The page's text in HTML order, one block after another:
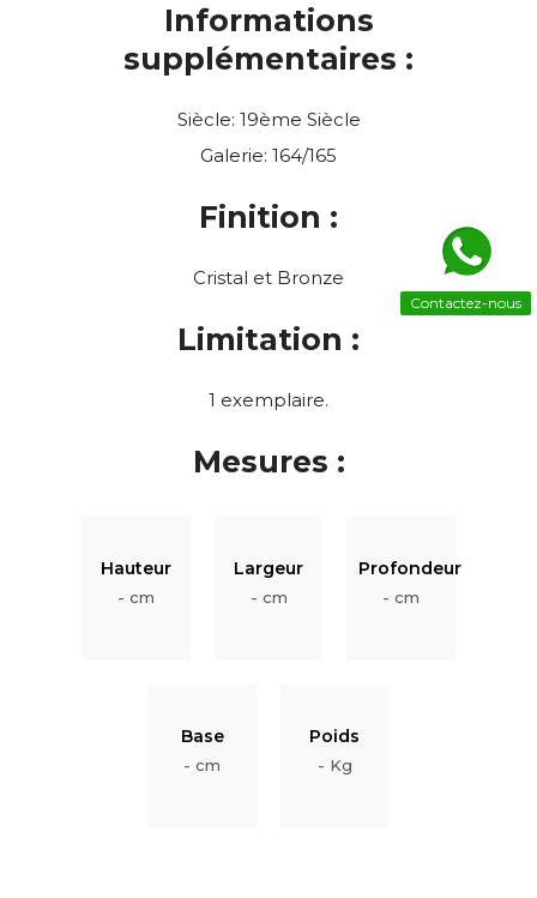
Informations
supplémentaires :
Siècle: 19ème Siècle
Galerie: 164/165
Finition :
Cristal et Bronze
Limitation :
1 exemplaire.
Mesures :
Hauteur
- cm
Largeur
- cm
Profondeur
- cm
Base
- cm
Poids
- Kg
Contactez-nous